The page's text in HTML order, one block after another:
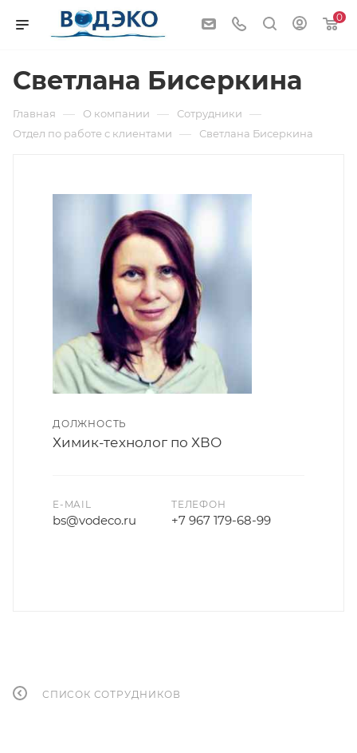
0
Светлана Бисеркина
Главная — О компании — Сотрудники —
Отдел по работе с клиентами — Светлана Бисеркина
ДОЛЖНОСТЬ
Химик-технолог по ХВО
E-MAIL
bs@vodeco.ru
ТЕЛЕФОН
+7 967 179-68-99
СПИСОК СОТРУДНИКОВ